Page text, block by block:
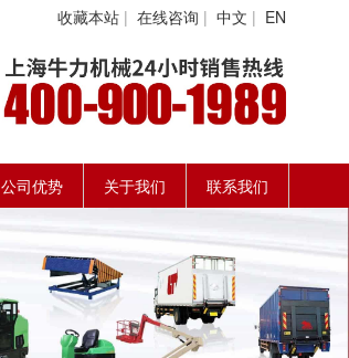
收藏本站 | 在线咨询 | 中文 | EN
公司优势 关于我们 联系我们